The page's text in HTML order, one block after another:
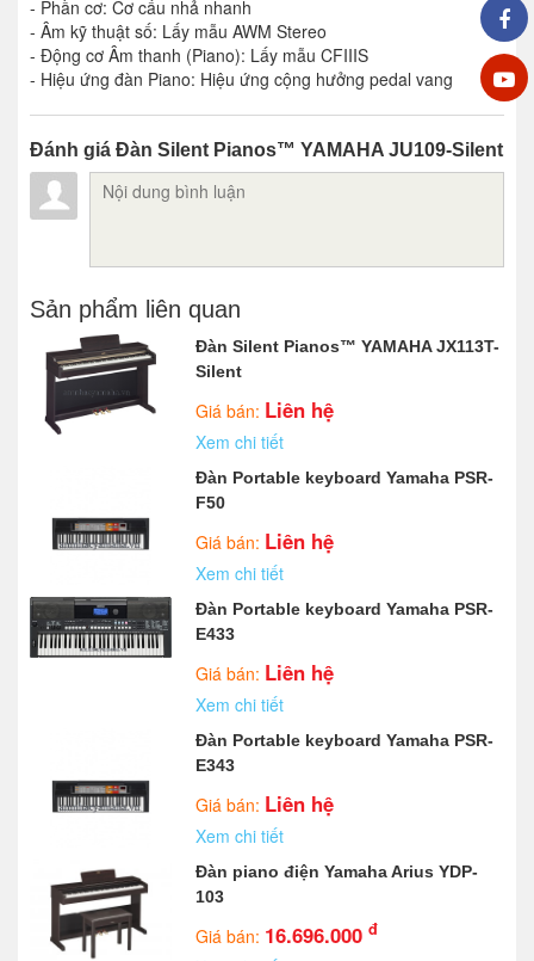
- Phần cơ: Cơ cấu nhả nhanh
- Âm kỹ thuật số: Lấy mẫu AWM Stereo
- Động cơ Âm thanh (Piano): Lấy mẫu CFIIIS
- Hiệu ứng đàn Piano: Hiệu ứng cộng hưởng pedal vang
Đánh giá Đàn Silent Pianos™ YAMAHA JU109-Silent
Sản phẩm liên quan
Đàn Silent Pianos™ YAMAHA JX113T-
Silent
Giá bán: Liên hệ
Xem chi tiết
Đàn Portable keyboard Yamaha PSR-
F50
Giá bán: Liên hệ
Xem chi tiết
Đàn Portable keyboard Yamaha PSR-
E433
Giá bán: Liên hệ
Xem chi tiết
Đàn Portable keyboard Yamaha PSR-
E343
Giá bán: Liên hệ
Xem chi tiết
Đàn piano điện Yamaha Arius YDP-
103
Giá bán: 16.696.000đ